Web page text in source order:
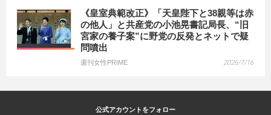
《皇室典範改正》「天皇陛下と38親等は赤
の他人」と共産党の小池晃書記局長、“旧
宮家の養子案”に野党の反発とネットで疑
問噴出
週刊女性PRIME 2026/7/16
公式アカウントをフォロー